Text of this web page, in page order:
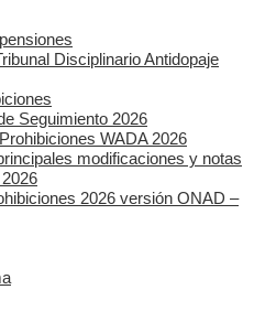
Disciplinario Antidopaje
Seguimiento 2026
WADA 2026
modificaciones y notas
2026 versión ONAD –